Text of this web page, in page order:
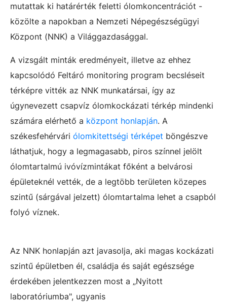
mutattak ki határérték feletti ólomkoncentrációt -
közölte a napokban a Nemzeti Népegészségügyi
Központ (NNK) a Világgazdasággal.
A vizsgált minták eredményeit, illetve az ehhez
kapcsolódó Feltáró monitoring program becsléseit
térképre vitték az NNK munkatársai, így az
úgynevezett csapvíz ólomkockázati térkép mindenki
számára elérhető a központ honlapján. A
székesfehérvári ólomkitettségi térképet böngészve
láthatjuk, hogy a legmagasabb, piros színnel jelölt
ólomtartalmú ivóvízmintákat főként a belvárosi
épületeknél vették, de a legtöbb területen közepes
szintű (sárgával jelzett) ólomtartalma lehet a csapból
folyó víznek.
Az NNK honlapján azt javasolja, aki magas kockázati
szintű épületben él, családja és saját egészsége
érdekében jelentkezzen most a „Nyitott
laboratóriumba", ugyanis